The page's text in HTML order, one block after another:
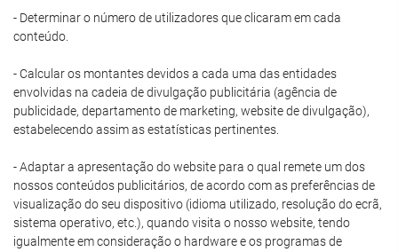
- Determinar o número de utilizadores que clicaram em cada
conteúdo.
- Calcular os montantes devidos a cada uma das entidades
envolvidas na cadeia de divulgação publicitária (agência de
publicidade, departamento de marketing, website de divulgação),
estabelecendo assim as estatísticas pertinentes.
- Adaptar a apresentação do website para o qual remete um dos
nossos conteúdos publicitários, de acordo com as preferências de
visualização do seu dispositivo (idioma utilizado, resolução do ecrã,
sistema operativo, etc.), quando visita o nosso website, tendo
igualmente em consideração o hardware e os programas de